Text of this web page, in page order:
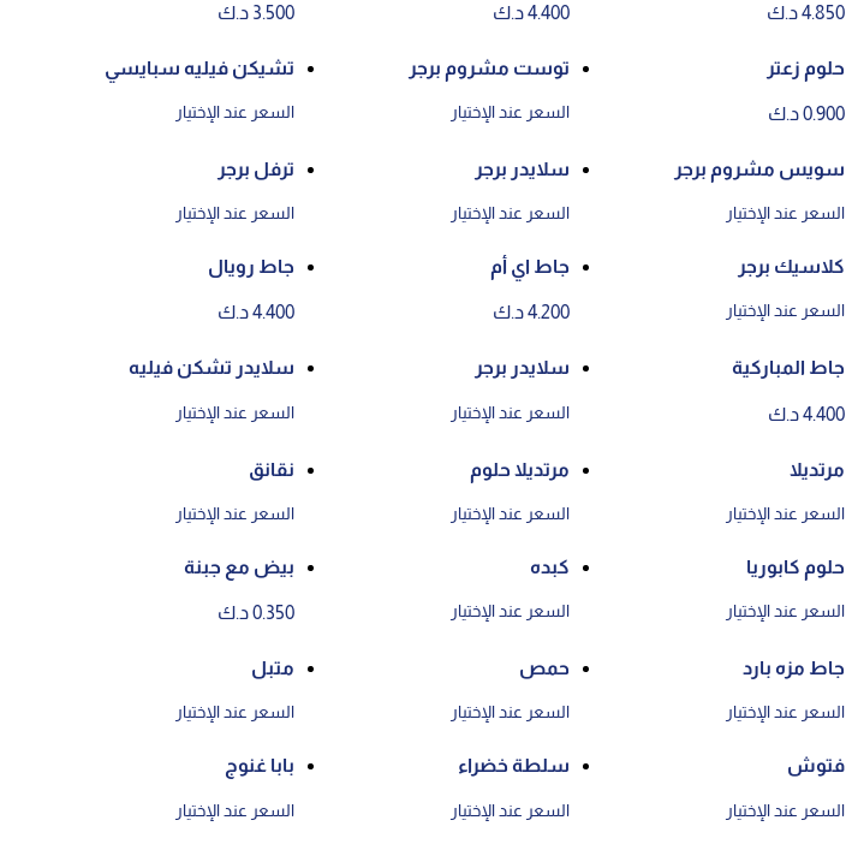
4.850 د.ك 4.400 د.ك 3.500 د.ك
حلوم زعتر
0.900 د.ك
توست مشروم برجر
السعر عند الإختيار
تشيكن فيليه سبايسي
السعر عند الإختيار
سويس مشروم برجر
السعر عند الإختيار
سلايدر برجر
السعر عند الإختيار
ترفل برجر
السعر عند الإختيار
كلاسيك برجر
السعر عند الإختيار
جاط اي أم
4.200 د.ك
جاط رويال
4.400 د.ك
جاط المباركية
4.400 د.ك
سلايدر برجر
السعر عند الإختيار
سلايدر تشكن فيليه
السعر عند الإختيار
مرتديلا
السعر عند الإختيار
مرتديلا حلوم
السعر عند الإختيار
نقانق
السعر عند الإختيار
حلوم كابوريا
السعر عند الإختيار
كبده
السعر عند الإختيار
بيض مع جبنة
0.350 د.ك
جاط مزه بارد
السعر عند الإختيار
حمص
السعر عند الإختيار
متبل
السعر عند الإختيار
فتوش
السعر عند الإختيار
سلطة خضراء
السعر عند الإختيار
بابا غنوج
السعر عند الإختيار